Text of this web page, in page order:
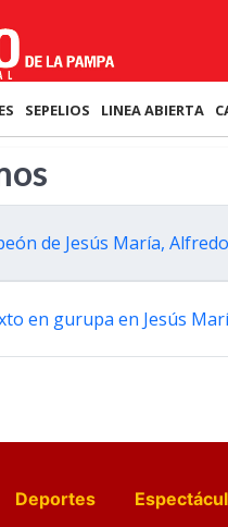
SEPELIOS LINEA ABIERTA
de Jesús María,
en gurupa en Jesús
Deportes